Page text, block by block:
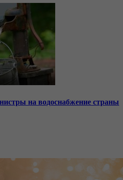
на водоснабжение страны